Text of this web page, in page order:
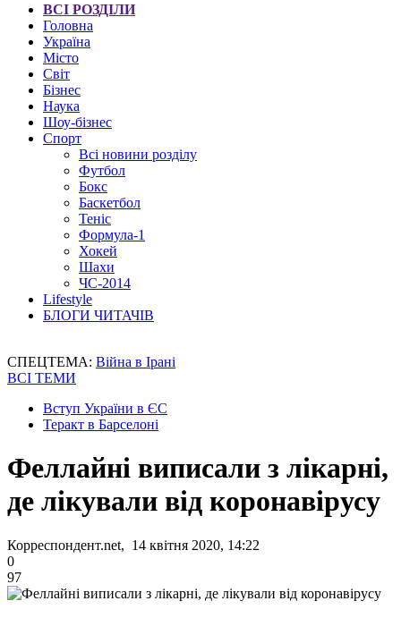
ВСІ РОЗДІЛИ
Головна
Україна
Місто
Світ
Бізнес
Наука
Шоу-бізнес
Спорт
Всі новини розділу
Футбол
Бокс
Баскетбол
Теніс
Формула-1
Хокей
Шахи
ЧС-2014
Lifestyle
БЛОГИ ЧИТАЧІВ
СПЕЦТЕМА: Війна в Ірані
ВСІ ТЕМИ
Вступ України в ЄС
Теракт в Барселоні
Феллайні виписали з лікарні,
де лікували від коронавірусу
Корреспондент.net, 14 квітня 2020, 14:22
0
97